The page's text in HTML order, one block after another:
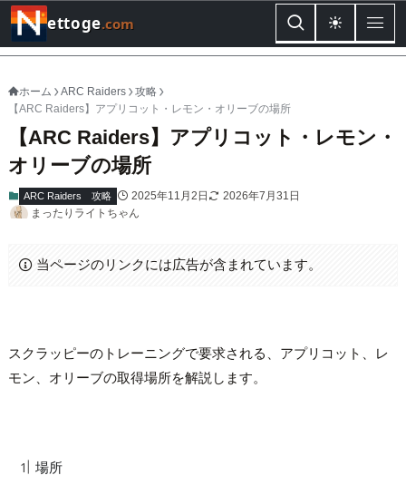
ettoge.com
ホーム ARC Raiders
攻略
【ARC Raiders】アプリコット・レモン・オリーブの場所
【ARC Raiders】アプリコット・レモン・
オリーブの場所
ARC Raiders 攻略 2025年11月2日
2026年7月31日
まったりライトちゃん
当ページのリンクには広告が含まれています。
スクラッピーのトレーニングで要求される、アプリコット、レ
モン、オリーブの取得場所を解説します。
場所